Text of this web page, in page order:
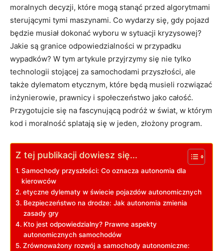
moralnych decyzji, które mogą stanąć przed algorytmami
sterującymi tymi maszynami. Co wydarzy się, gdy pojazd
będzie musiał dokonać wyboru w sytuacji kryzysowej?
Jakie są granice odpowiedzialności w przypadku
wypadków? W tym artykule przyjrzymy się nie tylko
technologii stojącej za samochodami przyszłości, ale
także dylematom etycznym, które będą musieli rozwiązać
inżynierowie, prawnicy i społeczeństwo jako całość.
Przygotujcie się na fascynującą podróż w świat, w którym
kod i moralność splatają się w jeden, złożony program.
Z tej publikacji dowiesz się...
Samochody przyszłości: Co oznacza autonomia dla
kierowców
etyczne dylematy w świecie pojazdów autonomicznych
Bezpieczeństwo na drodze: Jak autonomia zmienia
zasady gry
Kto jest odpowiedzialny? Prawne aspekty
autonomicznych samochodów
Zrównoważony rozwój a samochody autonomiczne: